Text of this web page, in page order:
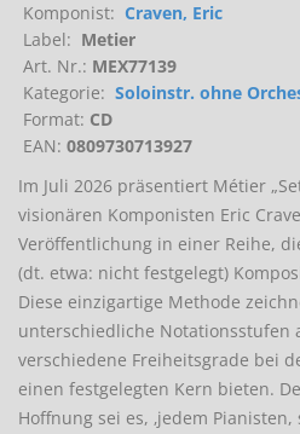
Komponist: Craven, Eric
Label: Metier
Art. Nr.: MEX77139
Kategorie: Soloinstr. ohne
Format: CD
EAN: 0809730713927
Im Juli 2026 präsentiert Métier
visionären Komponisten Eric
Veröffentlichung in einer Reihe,
(dt. etwa: nicht festgelegt)
Diese einzigartige Methode
unterschiedliche Notationsstufen
verschiedene Freiheitsgrade bei
einen festgelegten Kern bieten.
Hoffnung sei es, ‚jedem